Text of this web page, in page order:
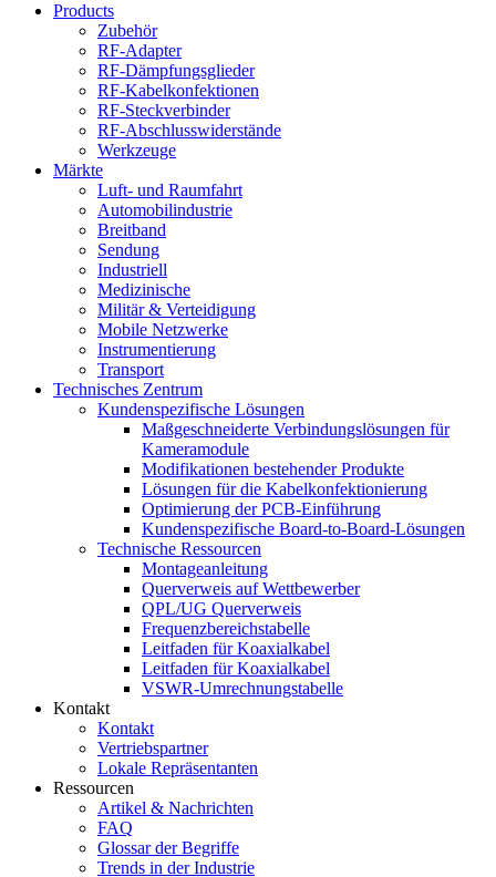
Products
Zubehör
RF-Adapter
RF-Dämpfungsglieder
RF-Kabelkonfektionen
RF-Steckverbinder
RF-Abschlusswiderstände
Werkzeuge
Märkte
Luft- und Raumfahrt
Automobilindustrie
Breitband
Sendung
Industriell
Medizinische
Militär & Verteidigung
Mobile Netzwerke
Instrumentierung
Transport
Technisches Zentrum
Kundenspezifische Lösungen
Maßgeschneiderte Verbindungslösungen für
Kameramodule
Modifikationen bestehender Produkte
Lösungen für die Kabelkonfektionierung
Optimierung der PCB-Einführung
Kundenspezifische Board-to-Board-Lösungen
Technische Ressourcen
Montageanleitung
Querverweis auf Wettbewerber
QPL/UG Querverweis
Frequenzbereichstabelle
Leitfaden für Koaxialkabel
Leitfaden für Koaxialkabel
VSWR-Umrechnungstabelle
Kontakt
Kontakt
Vertriebspartner
Lokale Repräsentanten
Ressourcen
Artikel & Nachrichten
FAQ
Glossar der Begriffe
Trends in der Industrie